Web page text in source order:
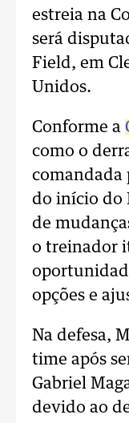
estreia na
será
Field, em
Unidos.
Conforme a
como o
comandada
do início do
de
o treinador
opções e
Na defesa,
time após
Gabriel
devido ao